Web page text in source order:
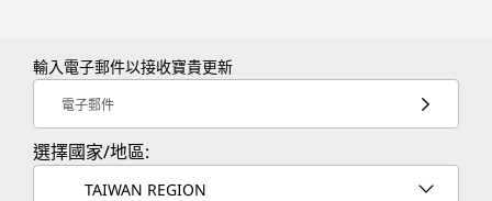
輸入電子郵件以接收寶貴更新
電子郵件
選擇國家/地區:
TAIWAN REGION